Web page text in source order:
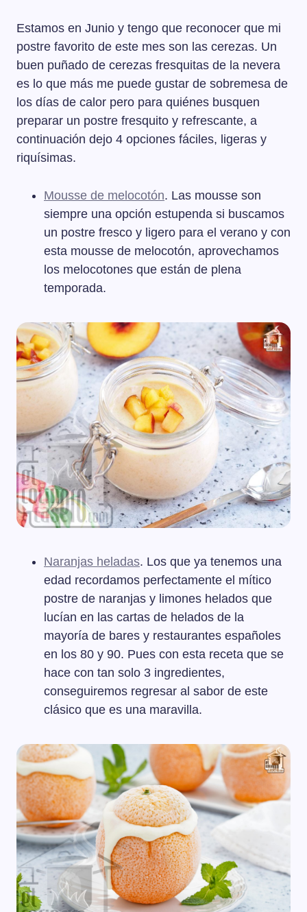
Estamos en Junio y tengo que reconocer que mi
postre favorito de este mes son las cerezas. Un
buen puñado de cerezas fresquitas de la nevera
es lo que más me puede gustar de sobremesa de
los días de calor pero para quiénes busquen
preparar un postre fresquito y refrescante, a
continuación dejo 4 opciones fáciles, ligeras y
riquísimas.
Mousse de melocotón. Las mousse son
siempre una opción estupenda si buscamos
un postre fresco y ligero para el verano y con
esta mousse de melocotón, aprovechamos
los melocotones que están de plena
temporada.
Naranjas heladas. Los que ya tenemos una
edad recordamos perfectamente el mítico
postre de naranjas y limones helados que
lucían en las cartas de helados de la
mayoría de bares y restaurantes españoles
en los 80 y 90. Pues con esta receta que se
hace con tan solo 3 ingredientes,
conseguiremos regresar al sabor de este
clásico que es una maravilla.